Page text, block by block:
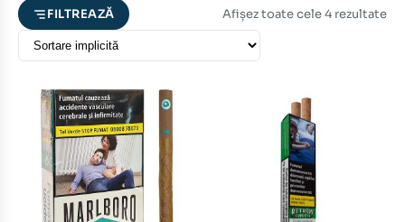
FILTREAZĂ Afișez toate cele 4 rezultate